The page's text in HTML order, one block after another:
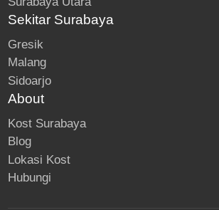
Sekitar Surabaya
Gresik
Malang
Sidoarjo
About
Kost Surabaya
Blog
Lokasi Kost
Hubungi